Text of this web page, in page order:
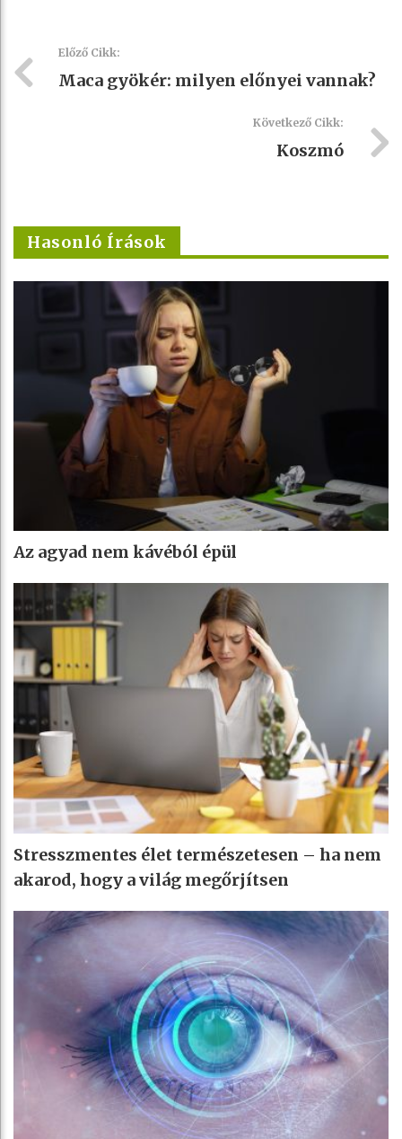
Előző Cikk:
Maca gyökér: milyen előnyei vannak?
Következő Cikk:
Koszmó
Hasonló Írások
Az agyad nem kávéból épül
Stresszmentes élet természetesen – ha nem
akarod, hogy a világ megőrjítsen